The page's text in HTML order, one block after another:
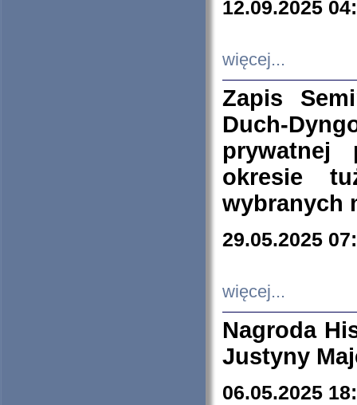
12.09.2025
więcej...
Zapis
Duch-
prywatnej
okresie
wybranych
29.05.2025
więcej...
Nagroda
Justyny
06.05.2025